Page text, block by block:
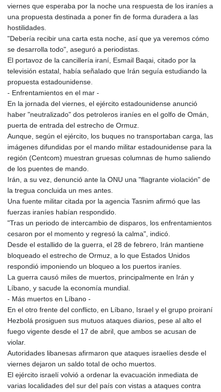
IQD 1509.393123
IRR
ISK 142.41109
JEP 0.856077
JMD 182.637459
JOD 0.81708
KGS 100.783234
KHR 4675.235131
KMF 492.105126
KRW 1640.600173
KWD 0.356874
KYD 0.960205
LAK 26033.64904
LBP
103179.229954
LKR 387.028882
LRD 207.974585
LSL 18.793369
LTL 3.402947
LVL 0.697118
LYD 7.344833
MAD 10.750192
MDL 20.047704
MKD 61.427977
MMK 2419.54797
MNT 4144.10128
MRU 46.191483
MUR 54.096679
MVR 17.805023
MWK 1997.873162
viernes que esperaba por la noche una respuesta de los iraníes a
una propuesta destinada a poner fin de forma duradera a las
hostilidades.
"Debería recibir una carta esta noche, así que ya veremos cómo
se desarrolla todo", aseguró a periodistas.
El portavoz de la cancillería iraní, Esmail Baqai, citado por la
televisión estatal, había señalado que Irán seguía estudiando la
propuesta estadounidense.
- Enfrentamientos en el mar -
En la jornada del viernes, el ejército estadounidense anunció
haber "neutralizado" dos petroleros iraníes en el golfo de Omán,
puerta de entrada del estrecho de Ormuz.
Aunque, según el ejército, los buques no transportaban carga, las
imágenes difundidas por el mando militar estadounidense para la
región (Centcom) muestran gruesas columnas de humo saliendo
de los puentes de mando.
Irán, a su vez, denunció ante la ONU una "flagrante violación" de
la tregua concluida un mes antes.
Una fuente militar citada por la agencia Tasnim afirmó que las
fuerzas iraníes habían respondido.
"Tras un periodo de intercambio de disparos, los enfrentamientos
cesaron por el momento y regresó la calma", indicó.
Desde el estallido de la guerra, el 28 de febrero, Irán mantiene
bloqueado el estrecho de Ormuz, a lo que Estados Unidos
respondió imponiendo un bloqueo a los puertos iraníes.
La guerra causó miles de muertos, principalmente en Irán y
Líbano, y sacude la economía mundial.
- Más muertos en Líbano -
En el otro frente del conflicto, en Líbano, Israel y el grupo proiraní
Hezbolá prosiguen sus mutuos ataques diarios, pese al alto el
fuego vigente desde el 17 de abril, que ambos se acusan de
violar.
Autoridades libanesas afirmaron que ataques israelíes desde el
viernes dejaron un saldo total de ocho muertos.
El ejército israelí volvió a ordenar la evacuación inmediata de
varias localidades del sur del país con vistas a ataques contra